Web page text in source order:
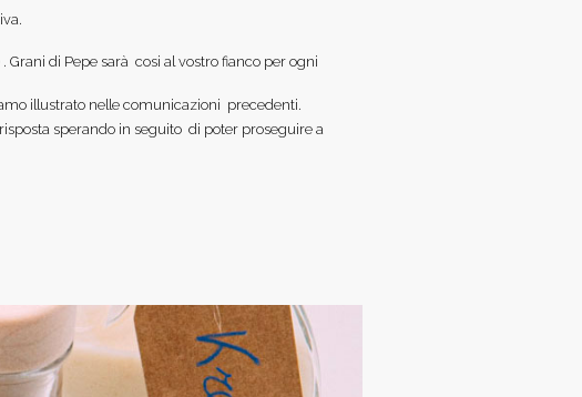
di Pepe sarà cosi al vostro fianco per ogni
illustrato nelle comunicazioni precedenti.
sperando in seguito di poter proseguire a